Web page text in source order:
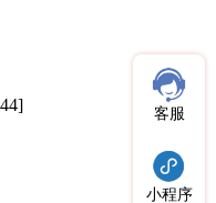
客服
小程序